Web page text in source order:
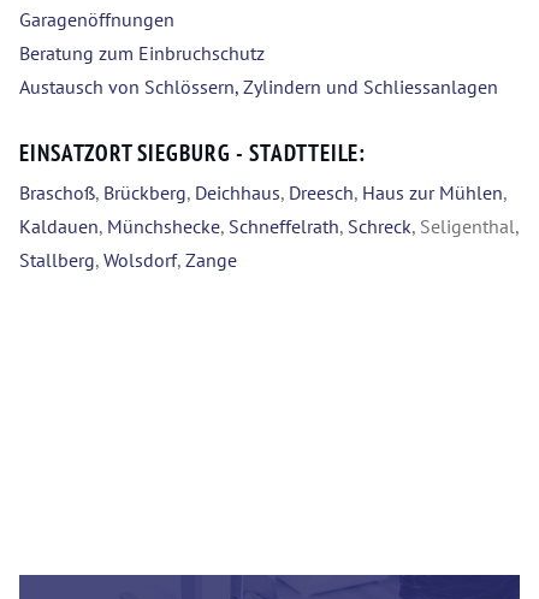
Garagenöffnungen
Beratung zum Einbruchschutz
Austausch von Schlössern, Zylindern und Schliessanlagen
EINSATZORT SIEGBURG - STADTTEILE:
Braschoß, Brückberg, Deichhaus, Dreesch, Haus zur Mühlen,
Kaldauen, Münchshecke, Schneffelrath, Schreck, Seligenthal,
Stallberg, Wolsdorf, Zange